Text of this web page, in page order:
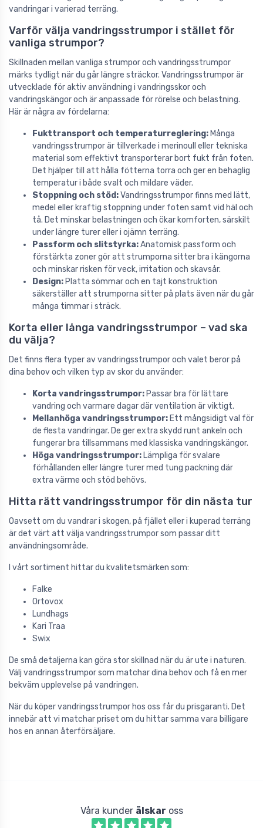
vandringar i varierad terräng.
Varför välja vandringsstrumpor i stället för
vanliga strumpor?
Skillnaden mellan vanliga strumpor och vandringsstrumpor
märks tydligt när du går längre sträckor. Vandringsstrumpor är
utvecklade för aktiv användning i vandringsskor och
vandringskängor och är anpassade för rörelse och belastning.
Här är några av fördelarna:
Fukttransport och temperaturreglering: Många
vandringsstrumpor är tillverkade i merinoull eller tekniska
material som effektivt transporterar bort fukt från foten.
Det hjälper till att hålla fötterna torra och ger en behaglig
temperatur i både svalt och mildare väder.
Stoppning och stöd:Vandringsstrumpor finns med lätt,
medel eller kraftig stoppning under foten samt vid häl och
tå. Det minskar belastningen och ökar komforten, särskilt
under längre turer eller i ojämn terräng.
Passform och slitstyrka:Anatomisk passform och
förstärkta zoner gör att strumporna sitter bra i kängorna
och minskar risken för veck, irritation och skavsår.
Design: Platta sömmar och en tajt konstruktion
säkerställer att strumporna sitter på plats även när du går
många timmar i sträck.
Korta eller långa vandringsstrumpor – vad ska
du välja?
Det finns flera typer av vandringsstrumpor och valet beror på
dina behov och vilken typ av skor du använder:
Korta vandringsstrumpor: Passar bra för lättare
vandring och varmare dagar där ventilation är viktigt.
Mellanhöga vandringsstrumpor: Ett mångsidigt val för
de flesta vandringar. De ger extra skydd runt ankeln och
fungerar bra tillsammans med klassiska vandringskängor.
Höga vandringsstrumpor: Lämpliga för svalare
förhållanden eller längre turer med tung packning där
extra värme och stöd behövs.
Hitta rätt vandringsstrumpor för din nästa tur
Oavsett om du vandrar i skogen, på fjället eller i kuperad terräng
är det värt att välja vandringsstrumpor som passar ditt
användningsområde.
I vårt sortiment hittar du kvalitetsmärken som:
Falke
Ortovox
Lundhags
Kari Traa
Swix
De små detaljerna kan göra stor skillnad när du är ute i naturen.
Välj vandringsstrumpor som matchar dina behov och få en mer
bekväm upplevelse på vandringen.
När du köper vandringsstrumpor hos oss får du prisgaranti. Det
innebär att vi matchar priset om du hittar samma vara billigare
hos en annan återförsäljare.
Våra kunder älskar oss